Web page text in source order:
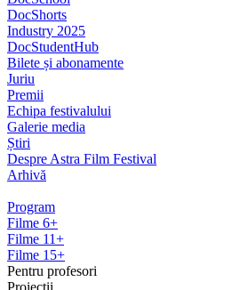
DocShorts
Industry 2025
DocStudentHub
Bilete și abonamente
Juriu
Premii
Echipa festivalului
Galerie media
Știri
Despre Astra Film Festival
Arhivă
Program
Filme 6+
Filme 11+
Filme 15+
Pentru profesori
Proiecții